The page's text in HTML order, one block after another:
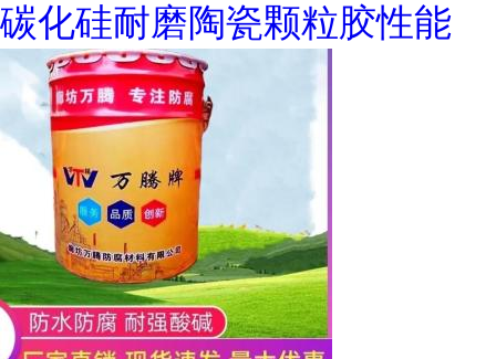
碳化硅耐磨陶瓷颗粒胶性能